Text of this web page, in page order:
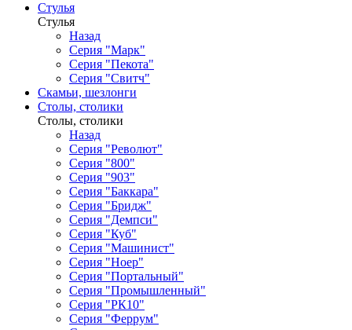
Стулья
Стулья
Назад
Серия "Марк"
Серия "Пекота"
Серия "Свитч"
Скамьи, шезлонги
Столы, столики
Столы, столики
Назад
Серия "Револют"
Серия "800"
Серия "903"
Серия "Баккара"
Серия "Бридж"
Серия "Демпси"
Серия "Куб"
Серия "Машинист"
Серия "Ноер"
Серия "Портальный"
Серия "Промышленный"
Серия "РК10"
Серия "Феррум"